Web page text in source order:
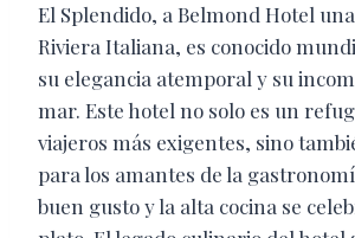
El Splendido, a Belmond Hotel
Riviera Italiana, es conocido
su elegancia atemporal y su
mar. Este hotel no solo es un
viajeros más exigentes, sino
para los amantes de la
buen gusto y la alta cocina se